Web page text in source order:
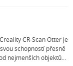
CR-Scan Otter je
schopností přesně
nejmenších objektů...